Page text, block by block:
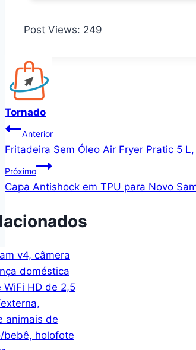
Post Views: 249
Tornado
Navegação
de
Post
Anterior
Fritadeira Sem Óleo Air Fryer Pratic 5
Próximo
Capa Antishock em TPU para Novo